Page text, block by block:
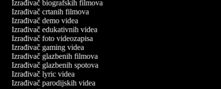
Izrađivač biografskih filmova
Izrađivač crtanih filmova
Izrađivač demo videa
Izrađivač edukativnih videa
Izrađivač foto videozapisa
Izrađivač gaming videa
Izrađivač glazbenih filmova
Izrađivač glazbenih spotova
Izrađivač lyric videa
Izrađivač parodijskih videa